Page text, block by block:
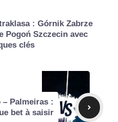
: Górnik Zabrze
Pogoń Szczecin avec
clés
Palmeiras :
bet à saisir